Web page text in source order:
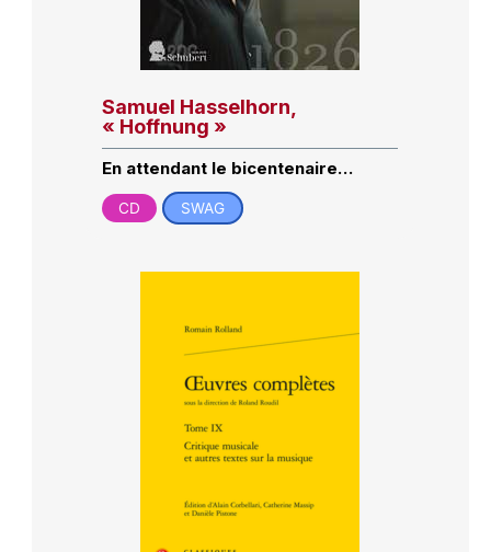
Samuel Hasselhorn,
« Hoffnung »
En attendant le bicentenaire…
CD SWAG